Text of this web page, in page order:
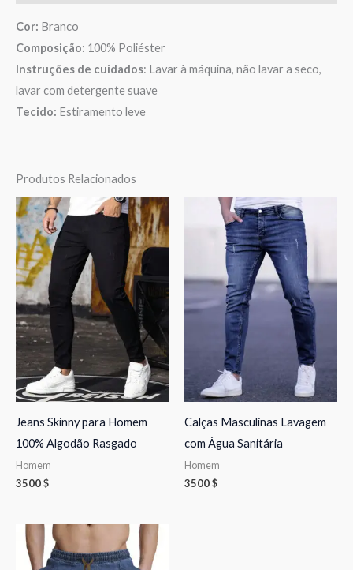
Cor: Branco
Composição: 100% Poliéster
Instruções de cuidados: Lavar à máquina, não lavar a seco,
lavar com detergente suave
Tecido: Estiramento leve
Produtos Relacionados
Jeans Skinny para Homem
100% Algodão Rasgado
Homem
3500$
Calças Masculinas Lavagem
com Água Sanitária
Homem
3500$